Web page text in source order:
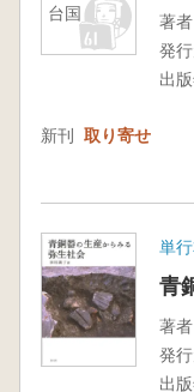
台国
著者
発行
出版
新刊 取り寄せ
単
青
著者
発行
出版